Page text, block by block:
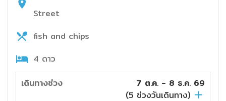
Street
fish and chips
4 ดาว
เดินทางช่วง
7 ต.ค. - 8 ธ.ค. 69
(5 ช่วงวันเดินทาง)